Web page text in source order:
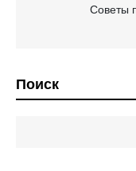
Советы
Поиск